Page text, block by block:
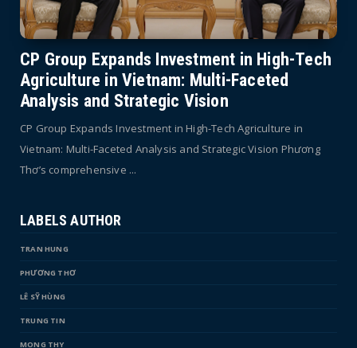
CP Group Expands Investment in High-Tech
Agriculture in Vietnam: Multi-Faceted
Analysis and Strategic Vision
CP Group Expands Investment in High-Tech Agriculture in
Vietnam: Multi-Faceted Analysis and Strategic Vision Phương
Thơ’s comprehensive ...
LABELS AUTHOR
TRAN HUNG
PHƯƠNG THƠ
LÊ SỸ HÙNG
TRUNG TIN
MONG THY